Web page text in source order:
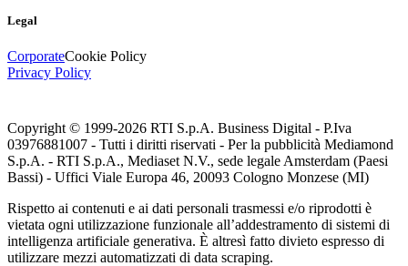
Legal
CorporateCookie Policy
Privacy Policy
Copyright © 1999-2026 RTI S.p.A. Business Digital - P.Iva
03976881007 - Tutti i diritti riservati - Per la pubblicità Mediamond
S.p.A. - RTI S.p.A., Mediaset N.V., sede legale Amsterdam (Paesi
Bassi) - Uffici Viale Europa 46, 20093 Cologno Monzese (MI)
Rispetto ai contenuti e ai dati personali trasmessi e/o riprodotti è
vietata ogni utilizzazione funzionale all’addestramento di sistemi di
intelligenza artificiale generativa. È altresì fatto divieto espresso di
utilizzare mezzi automatizzati di data scraping.